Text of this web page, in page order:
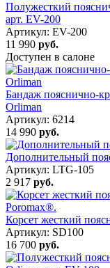
Полужесткий
арт. EV-200
Артикул: EV-200
11 990 руб.
Доступен в салоне
Бандаж пояснично-
Orliman
Артикул: 6214
14 990 руб.
Дополнительный
Артикул: LTG-105
2 917 руб.
Корсет жесткий
Артикул: SD100
16 700 руб.